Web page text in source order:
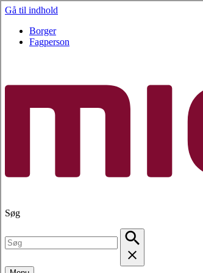
Gå til indhold
Borger
Fagperson
Søg